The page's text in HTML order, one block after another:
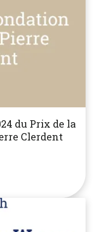
du Prix de la
Clerdent